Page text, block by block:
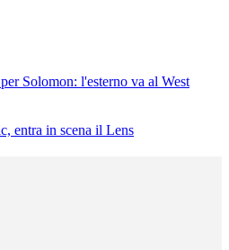
Solomon: l'esterno va al West
entra in scena il Lens